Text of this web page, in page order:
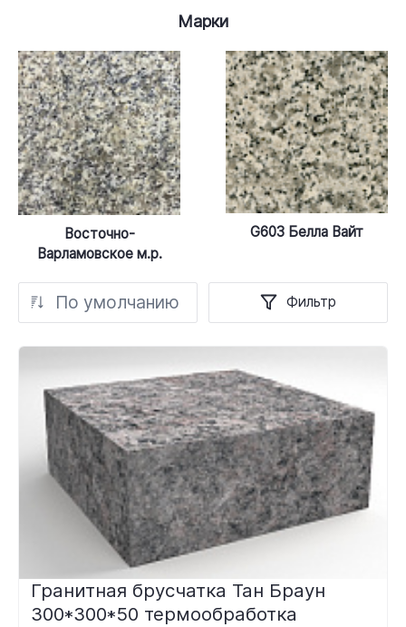
Марки
Восточно-
Варламовское м.р.
G603 Белла Вайт
По умолчанию Фильтр
Гранитная брусчатка Тан Браун
300*300*50 термообработка